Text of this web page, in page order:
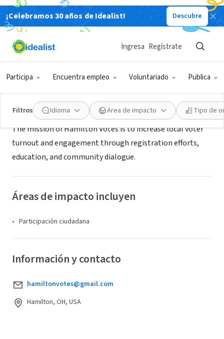
¡Celebramos 30 años de Idealist! Descubre
Participa Encuentra empleo Voluntariado Publica
Ingresa Regístrate
Filtros Idioma Área de impacto Tipo de
ORGANIZACIÓN SIN FIN DE LUCRO
Hamilton Votes
Acerca de
The mission of Hamilton Votes is to increase local voter
turnout and engagement through registration efforts,
education, and community dialogue.
Áreas de impacto incluyen
Participación ciudadana
Información y contacto
hamiltonvotes@gmail.com
Hamilton, OH, USA